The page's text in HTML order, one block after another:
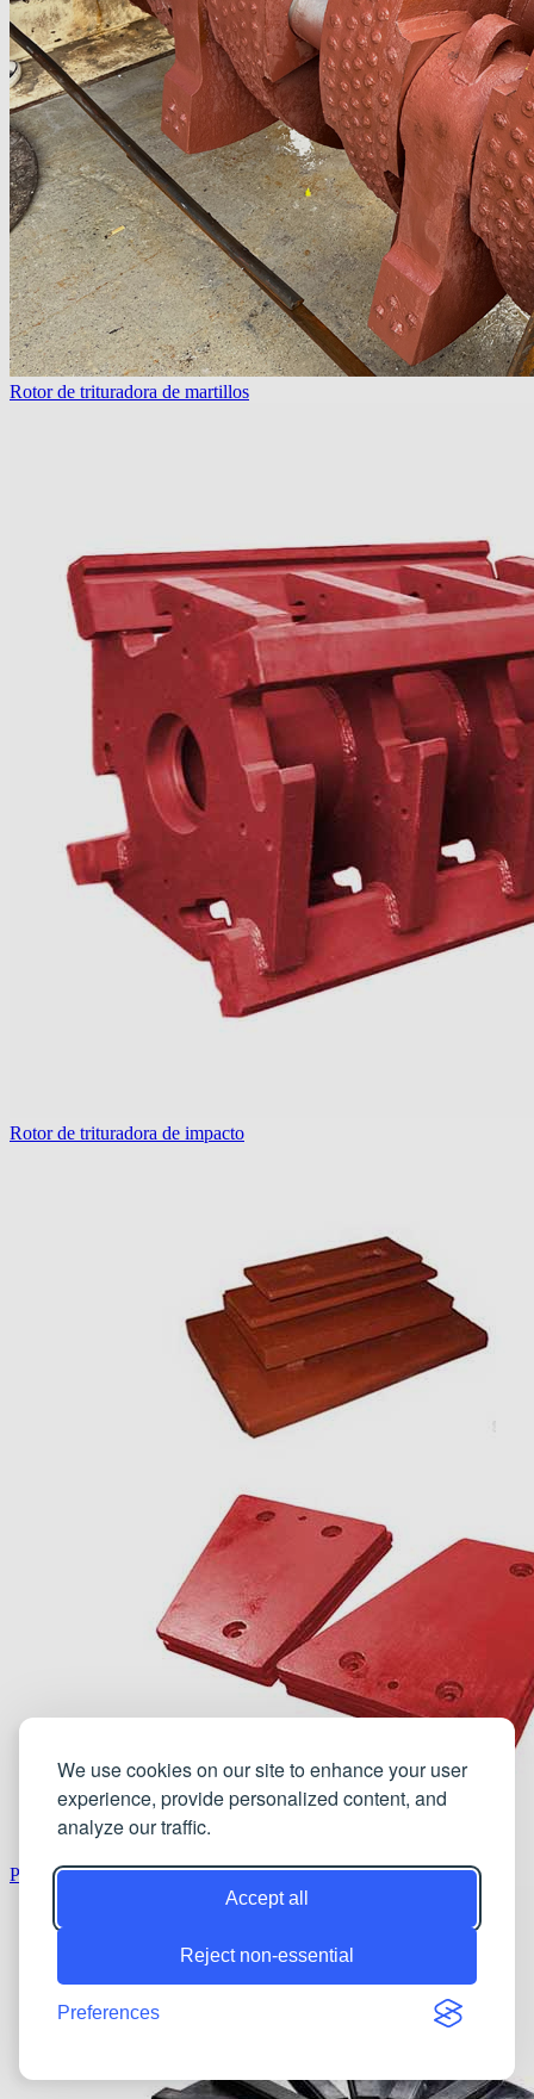
We use cookies on our site to enhance your user
experience, provide personalized content, and
analyze our traffic.
Accept all
Reject non-essential
Preferences
Rotor de trituradora de martillos
Rotor de trituradora de impacto
Placa de mejilla/Placa de palanca